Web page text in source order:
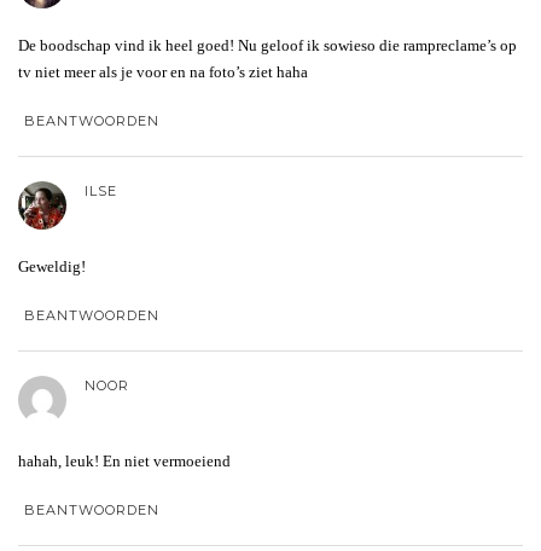
De boodschap vind ik heel goed! Nu geloof ik sowieso die rampreclame’s op
tv niet meer als je voor en na foto’s ziet haha
BEANTWOORDEN
ILSE
Geweldig!
BEANTWOORDEN
NOOR
hahah, leuk! En niet vermoeiend
BEANTWOORDEN